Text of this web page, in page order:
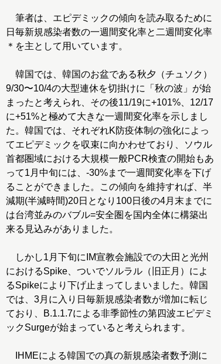
筆者は、エピデミックの傾向を読み取るために
日毎新規感染者数の一週間変化率と二週間変化率
＊を主として用いています。
韓国では、韓国のお盆である秋夕（チュソク）
9/30〜10/4の大型連休を切掛けに「秋の波」が始
まったと考えられ、その後11/19に+101%、12/17
に+51%と極めて大きな一週間変化率を示しまし
た。韓国では、それぞれK防疫体制の強化によっ
てエピデミックを収束に向かわせており、ソウル
首都圏域における大規模一般PCR検査の開始もあ
って1月中旬には、-30%まで一週間変化率を下げ
ることができました。この傾向を維持すれば、半
減期(半減時間)20日となり100日後の4月末までに
は台湾並みのバブル=安全圏を国内全体に構築出
来る見込みがありました。
しかし1月下旬にIM宣教会施設での大田と光州
におけるSpike、ついでソルラル（旧正月）によ
るSpikeにより下げ止まってしまいました。韓国
では、3月に入り日毎新規感染者数が増加に転じ
ており、B.1.1.7による非季節性の第四波エピデミ
ックSurgeが始まっていると考えられます。
IHMEによる韓国での真の新規感染者数予測に